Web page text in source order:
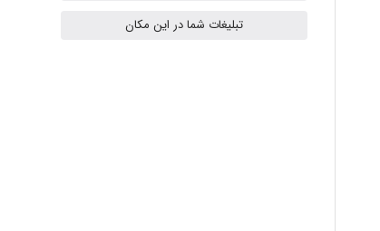
aghajari vahid
تبلیغات شما در این مکان